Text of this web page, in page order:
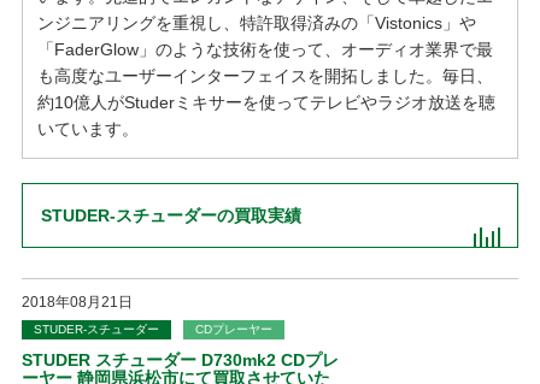
ンジニアリングを重視し、特許取得済みの「Vistonics」や
「FaderGlow」のような技術を使って、オーディオ業界で最
も高度なユーザーインターフェイスを開拓しました。毎日、
約10億人がStuderミキサーを使ってテレビやラジオ放送を聴
いています。
STUDER-スチューダーの買取実績
2018年08月21日
STUDER-スチューダー CDプレーヤー
STUDER スチューダー D730mk2 CDプレ
ーヤー 静岡県浜松市にて買取させていた